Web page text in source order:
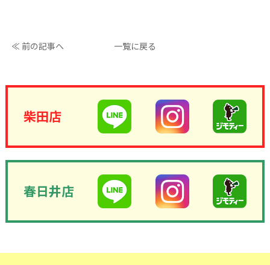
≪ 前の記事へ 一覧に戻る
柴田店
春日井店